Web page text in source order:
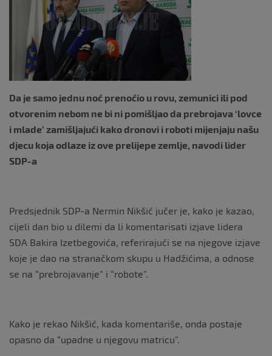
Da je samo jednu noć prenoćio u rovu, zemunici ili pod
otvorenim nebom ne bi ni pomišljao da prebrojava ‘lovce
i mlade’ zamišljajući kako dronovi i roboti mijenjaju našu
djecu koja odlaze iz ove prelijepe zemlje, navodi lider
SDP-a
Predsjednik SDP-a Nermin Nikšić jučer je, kako je kazao,
cijeli dan bio u dilemi da li komentarisati izjave lidera
SDA Bakira Izetbegovića, referirajući se na njegove izjave
koje je dao na stranačkom skupu u Hadžićima, a odnose
se na “prebrojavanje” i “robote”.
Kako je rekao Nikšić, kada komentariše, onda postaje
opasno da “upadne u njegovu matricu”.